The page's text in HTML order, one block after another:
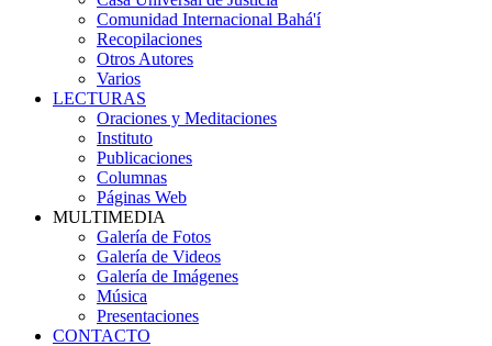
Comunidad Internacional Bahá'í
Recopilaciones
Otros Autores
Varios
LECTURAS
Oraciones y Meditaciones
Instituto
Publicaciones
Columnas
Páginas Web
MULTIMEDIA
Galería de Fotos
Galería de Videos
Galería de Imágenes
Música
Presentaciones
CONTACTO